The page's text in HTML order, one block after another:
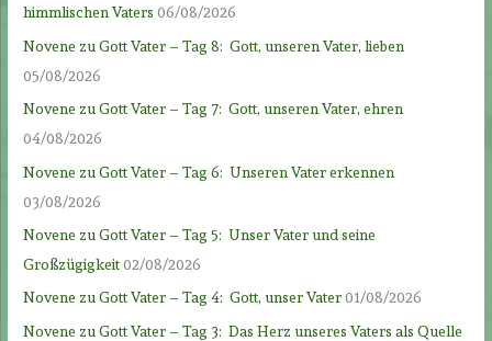
himmlischen Vaters 06/08/2026
Novene zu Gott Vater – Tag 8: Gott, unseren Vater, lieben
05/08/2026
Novene zu Gott Vater – Tag 7: Gott, unseren Vater, ehren
04/08/2026
Novene zu Gott Vater – Tag 6: Unseren Vater erkennen
03/08/2026
Novene zu Gott Vater – Tag 5: Unser Vater und seine
Großzügigkeit02/08/2026
Novene zu Gott Vater – Tag 4: Gott, unser Vater01/08/2026
Novene zu Gott Vater – Tag 3: Das Herz unseres Vaters als Quelle